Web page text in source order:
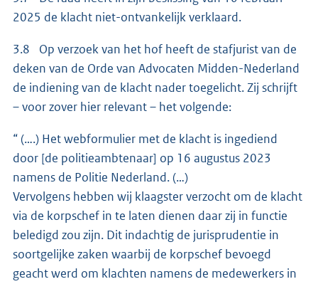
2025 de klacht niet-ontvankelijk verklaard.
3.8 Op verzoek van het hof heeft de stafjurist van de
deken van de Orde van Advocaten Midden-Nederland
de indiening van de klacht nader toegelicht. Zij schrijft
– voor zover hier relevant – het volgende:
“ (….) Het webformulier met de klacht is ingediend
door [de politieambtenaar] op 16 augustus 2023
namens de Politie Nederland. (…)
Vervolgens hebben wij klaagster verzocht om de klacht
via de korpschef in te laten dienen daar zij in functie
beledigd zou zijn. Dit indachtig de jurisprudentie in
soortgelijke zaken waarbij de korpschef bevoegd
geacht werd om klachten namens de medewerkers in